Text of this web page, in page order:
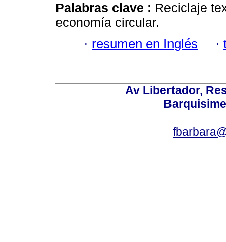
Palabras clave : Reciclaje
economía circular.
· resumen en Inglés ·
Av Libertador,